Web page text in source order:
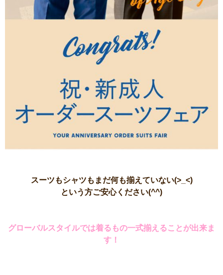
スーツもシャツもまだ何も揃えていない(>_<)
という方ご安心ください(^^)
グローバルスタイルでは着るもの一式揃えることが出来ま
す！